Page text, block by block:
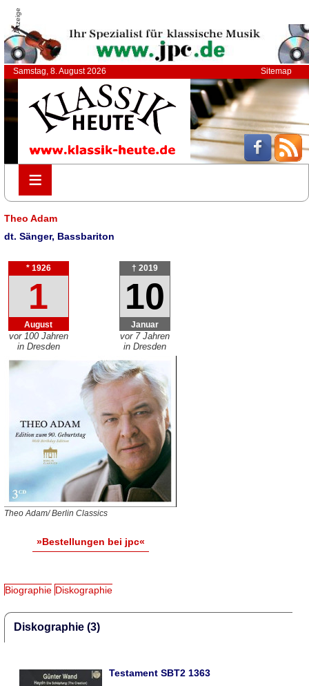
Anzeige
Samstag, 8. August 2026 Sitemap
≡
≡
Theo Adam
dt. Sänger, Bassbariton
* 1926
1
August
vor 100 Jahren
in Dresden
† 2019
10
Januar
vor 7 Jahren
in Dresden
Theo Adam/ Berlin Classics
»Bestellungen bei jpc«
Biographie Diskographie
Diskographie (3)
Testament SBT2 1363